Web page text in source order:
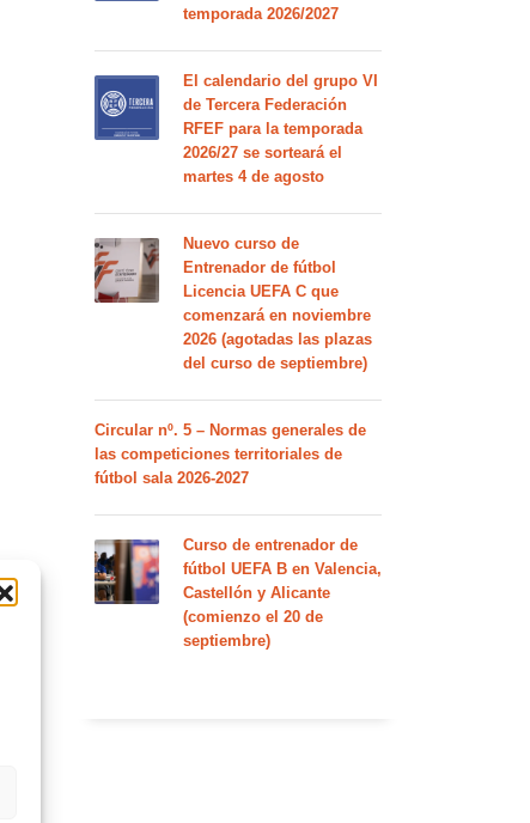
temporada 2026/2027
El calendario del grupo VI
de Tercera Federación
RFEF para la temporada
2026/27 se sorteará el
martes 4 de agosto
Nuevo curso de
Entrenador de fútbol
Licencia UEFA C que
comenzará en noviembre
2026 (agotadas las plazas
del curso de septiembre)
Circular nº. 5 – Normas generales de
las competiciones territoriales de
fútbol sala 2026-2027
Curso de entrenador de
fútbol UEFA B en Valencia,
Castellón y Alicante
(comienzo el 20 de
septiembre)